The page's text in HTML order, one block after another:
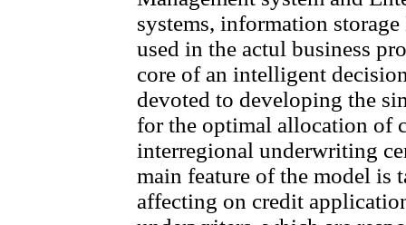
systems, information
used in the actul business
core of an intelligent
devoted to developing the
for the optimal allocation of
interregional underwriting
main feature of the model is
affecting on credit